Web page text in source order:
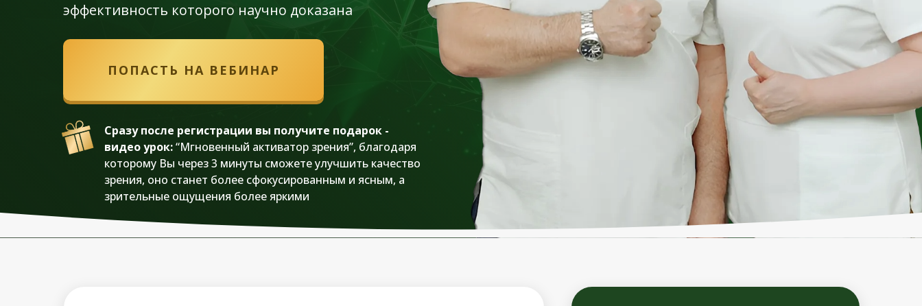
эффективность которого научно доказана
Сразу после регистрации вы получите подарок -
видео урок:“Мгновенный активатор зрения”, благодаря
которому Вы через 3 минуты сможете улучшить качество
зрения, оно станет более сфокусированным и ясным, а
зрительные ощущения более яркими
ПОПАСТЬ НА ВЕБИНАР